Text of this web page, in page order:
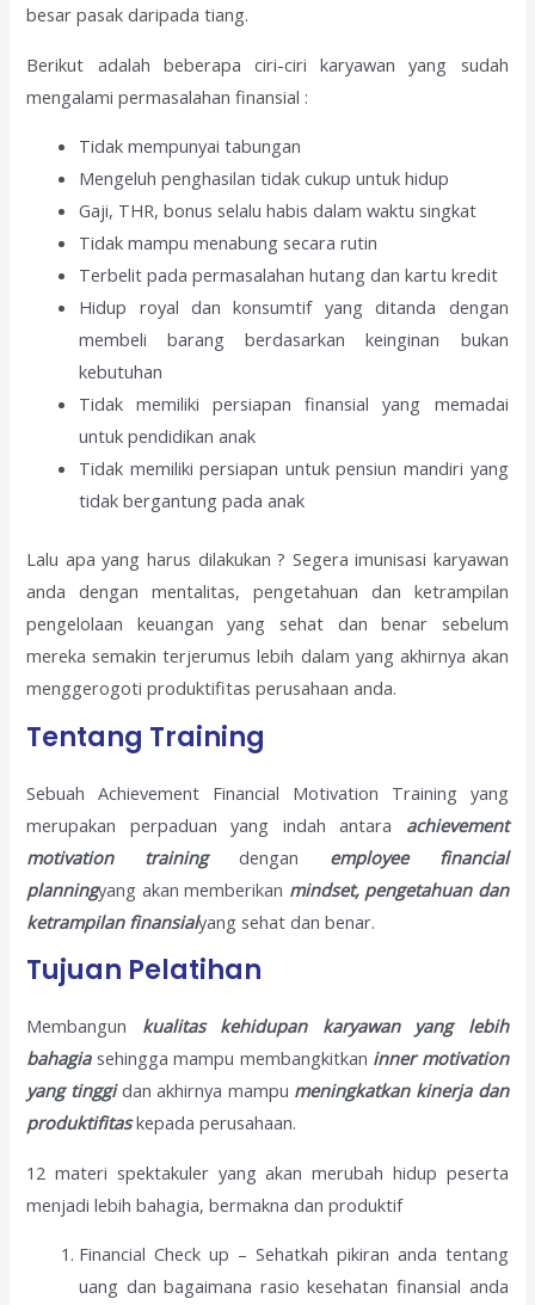
besar pasak daripada tiang.
Berikut adalah beberapa ciri-ciri karyawan yang sudah
mengalami permasalahan finansial :
Tidak mempunyai tabungan
Mengeluh penghasilan tidak cukup untuk hidup
Gaji, THR, bonus selalu habis dalam waktu singkat
Tidak mampu menabung secara rutin
Terbelit pada permasalahan hutang dan kartu kredit
Hidup royal dan konsumtif yang ditanda dengan
membeli barang berdasarkan keinginan bukan
kebutuhan
Tidak memiliki persiapan finansial yang memadai
untuk pendidikan anak
Tidak memiliki persiapan untuk pensiun mandiri yang
tidak bergantung pada anak
Lalu apa yang harus dilakukan ? Segera imunisasi karyawan
anda dengan mentalitas, pengetahuan dan ketrampilan
pengelolaan keuangan yang sehat dan benar sebelum
mereka semakin terjerumus lebih dalam yang akhirnya akan
menggerogoti produktifitas perusahaan anda.
Tentang Training
Sebuah Achievement Financial Motivation Training yang
merupakan perpaduan yang indah antara achievement
motivation trainingdengan employeefinancial
planningyang akan memberikan mindset, pengetahuan dan
ketrampilan finansialyang sehat dan benar.
Tujuan Pelatihan
Membangun kualitas kehidupan karyawanyang lebih
bahagiasehingga mampu membangkitkan inner motivation
yang tinggidan akhirnya mampu meningkatkan kinerja dan
produktifitaskepada perusahaan.
12 materi spektakuler yang akan merubah hidup peserta
menjadi lebih bahagia, bermakna dan produktif
Financial Check up – Sehatkah pikiran anda tentang
uang dan bagaimana rasio kesehatan finansial anda